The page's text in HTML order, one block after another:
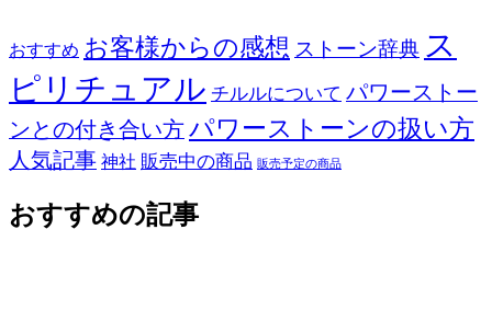
おすすめ お客様からの感想 ストーン辞典 ス
ピリチュアル チルルについて パワーストー
ンとの付き合い方パワーストーンの扱い方
人気記事 神社 販売中の商品 販売予定の商品
おすすめの記事